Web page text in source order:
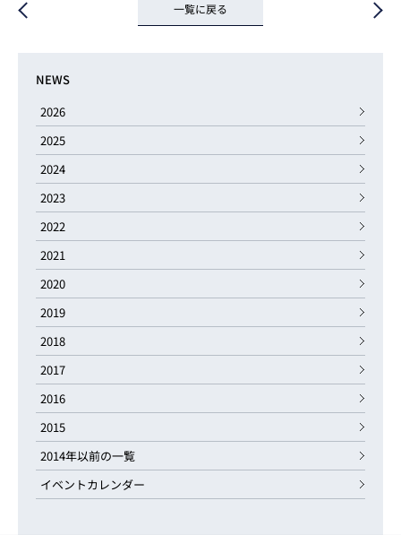
一覧に戻る
NEWS
2026
2025
2024
2023
2022
2021
2020
2019
2018
2017
2016
2015
2014年以前の一覧
イベントカレンダー